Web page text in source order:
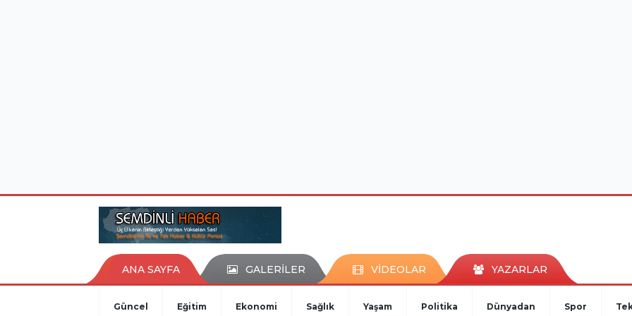
ANA SAYFA GALERİLER VİDEOLAR YAZARLAR
Güncel Eğitim Ekonomi Sağlık Yaşam Politika Dünyadan Spor